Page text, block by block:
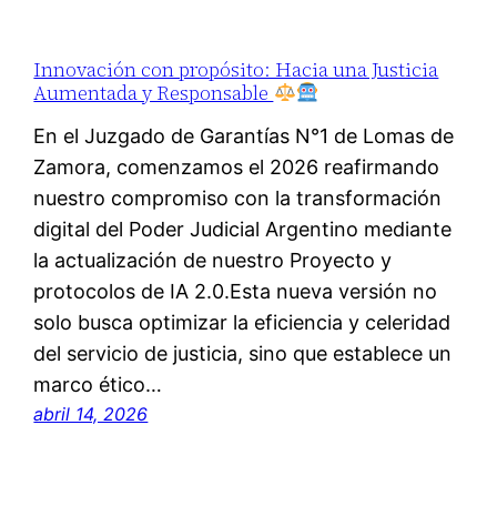
Innovación con propósito: Hacia una Justicia
Aumentada y Responsable
En el Juzgado de Garantías N°1 de Lomas de
Zamora, comenzamos el 2026 reafirmando
nuestro compromiso con la transformación
digital del Poder Judicial Argentino mediante
la actualización de nuestro Proyecto y
protocolos de IA 2.0.Esta nueva versión no
solo busca optimizar la eficiencia y celeridad
del servicio de justicia, sino que establece un
marco ético…
abril 14, 2026